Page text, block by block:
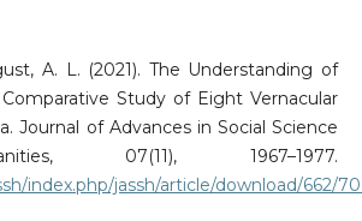
A. L. (2021). The Understanding of
Study of Eight Vernacular
Journal of Advances in Social Science
07(11), 1967–1977.
index.php/jassh/article/download/662/